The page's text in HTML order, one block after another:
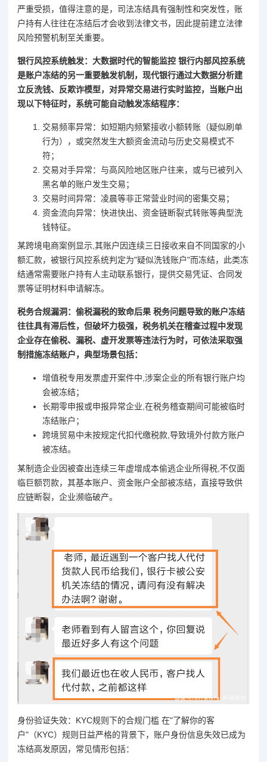
严重受损，值得注意的是，司法冻结具有强制性和突发性，账
户持有人往往在冻结后才会收到法律文书，因此提前建立法律
风险预警机制至关重要。
银行风控系统触发：大数据时代的智能监控 银行内部风控系统
是账户冻结的另一重要触发机制，现代银行通过大数据分析建
立反洗钱、反欺诈模型，对异常交易进行实时监控，当账户出
现以下特征时，系统可能自动触发冻结程序：
交易频率异常：如短期内频繁接收小额转账（疑似刷单
行为），或突然发生大额资金流动与历史交易模式不
符；
交易对手异常：与高风险地区账户往来，或与已被列入
黑名单的账户发生交易；
交易时间异常：凌晨等非正常营业时间的密集交易；
资金流向异常：快进快出、资金链断裂式转账等典型洗
钱特征。
某跨境电商案例显示,其账户因连续三日接收来自不同国家的小
额汇款，被银行风控系统判定为"疑似洗钱账户"而冻结，此类冻
结通常需要账户持有人主动联系银行，提供交易凭证、合同发
票等证明材料申请解冻。
税务合规漏洞：偷税漏税的致命后果 税务问题导致的账户冻结
往往具有滞后性，但破坏力极强，税务机关在稽查过程中发现
企业存在偷税、漏税、虚开发票等违法行为时，可依法采取强
制措施冻结账户，典型场景包括：
增值税专用发票虚开案件中,涉案企业的所有银行账户均
会被冻结；
长期零申报或申报异常企业,在税务稽查期间可能被临时
冻结账户；
跨境贸易中未按规定代扣代缴税款,导致境外付款方账户
被冻结。
某制造企业因被查出连续三年虚增成本偷逃企业所得税,不仅面
临巨额罚款，其基本账户、资金账户全部被冻结，直接导致供
应链断裂，企业濒临破产。
身份验证失效：KYC规则下的合规门槛 在"了解你的客
户"（KYC）规则日益严格的背景下，账户身份信息失效已成为
冻结高发原因，常见情形包括：